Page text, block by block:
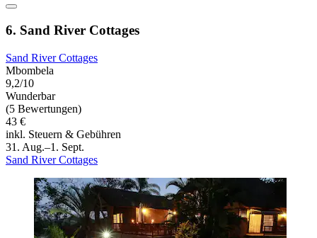
6. Sand River Cottages
Sand River Cottages
Mbombela
9,2/10
Wunderbar
(5 Bewertungen)
43 €
inkl. Steuern & Gebühren
31. Aug.–1. Sept.
Sand River Cottages